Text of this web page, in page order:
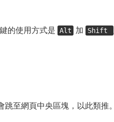
的使用方式是 Alt 加 Shift
跳至網頁中央區塊，以此類推。